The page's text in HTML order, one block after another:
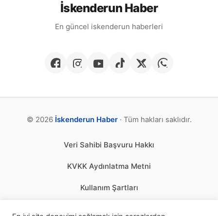
İskenderun Haber
En güncel iskenderun haberleri
© 2026 İskenderun Haber· Tüm hakları saklıdır.
Veri Sahibi Başvuru Hakkı
KVKK Aydınlatma Metni
Kullanım Şartları